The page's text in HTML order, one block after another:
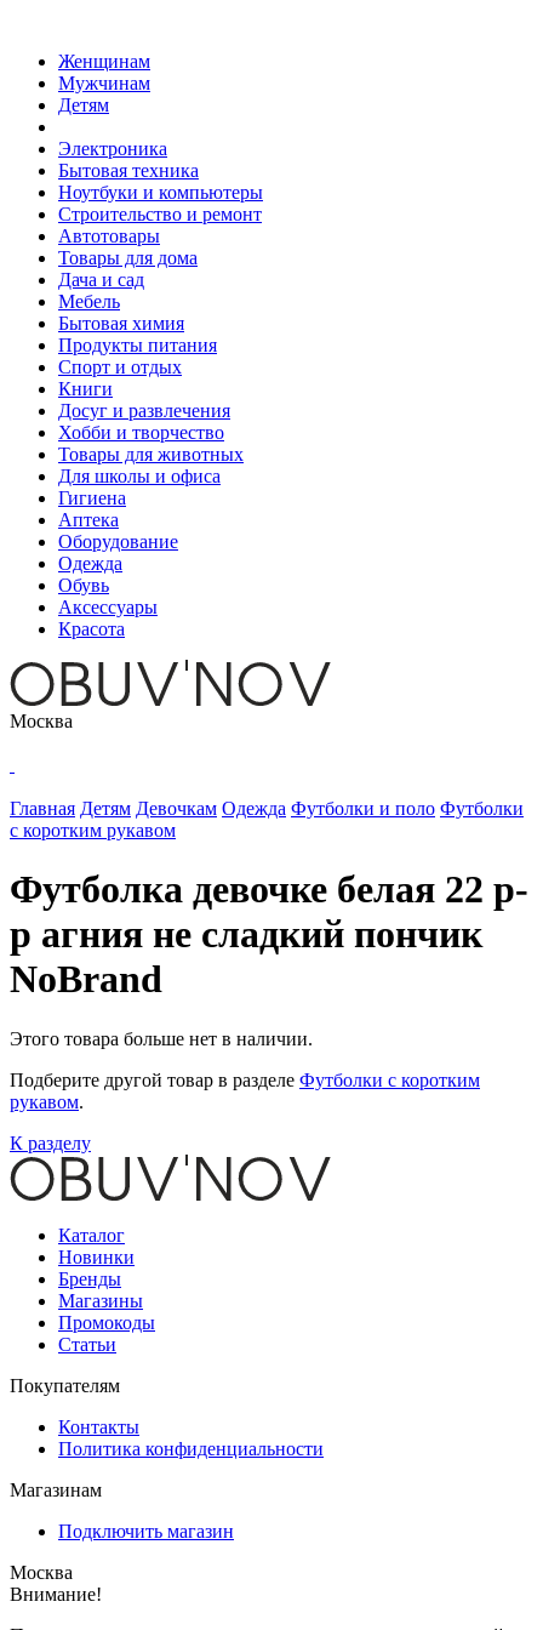
Женщинам
Мужчинам
Детям
Электроника
Бытовая техника
Ноутбуки и компьютеры
Строительство и ремонт
Автотовары
Товары для дома
Дача и сад
Мебель
Бытовая химия
Продукты питания
Спорт и отдых
Книги
Досуг и развлечения
Хобби и творчество
Товары для животных
Для школы и офиса
Гигиена
Аптека
Оборудование
Одежда
Обувь
Аксессуары
Красота
Москва
Главная Детям Девочкам Одежда Футболки и поло Футболки
с коротким рукавом
Футболка девочке белая 22 р-
р агния не сладкий пончик
NoBrand
Этого товара больше нет в наличии.
Подберите другой товар в разделе Футболки с коротким
рукавом.
К разделу
Каталог
Новинки
Бренды
Магазины
Промокоды
Статьи
Покупателям
Контакты
Политика конфиденциальности
Магазинам
Подключить магазин
Москва
Внимание!